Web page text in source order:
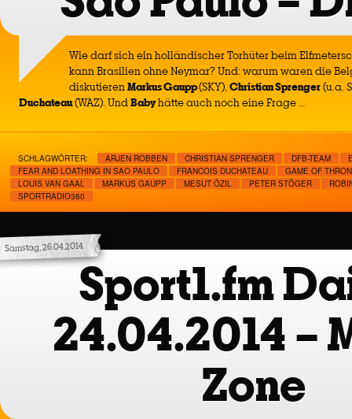
Wie darf sich ein holländischer Torhüter beim
kann Brasilien ohne Neymar? Und: warum waren die
diskutierenMarkus Gaupp(SKY), Christian Sprenger(u.a.
Duchateau(WAZ). UndBabyhätte auch noch eine Frage …
SCHLAGWÖRTER: ARJEN ROBBEN CHRISTIAN SPRENGER DFB-TEAM
FEAR AND LOATHING IN SAO PAULO
FRANCOIS DUCHATEAU
GAME OF
LOUIS VAN GAAL
MARKUS GAUPP MESUT ÖZIL PETER STÖGER
SPORTRADIO360
Samstag, 26.04.2014
Sport1.fm
24.04.2014 –
Zone